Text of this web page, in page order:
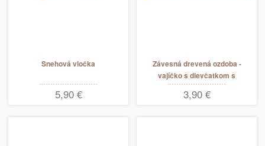
Snehová vločka
5,90 €
Závesná drevená ozdoba -
vajíčko s dievčatkom s
košíkom s vajíčkami
3,90 €